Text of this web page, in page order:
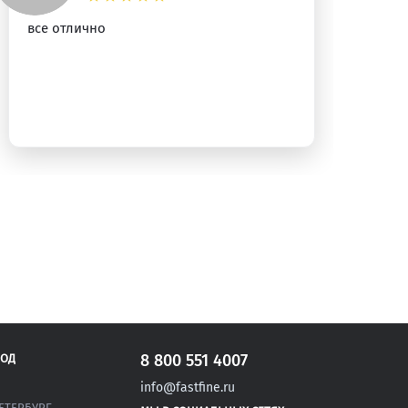
все отлично
8 800 551 4007
info@fastfine.ru